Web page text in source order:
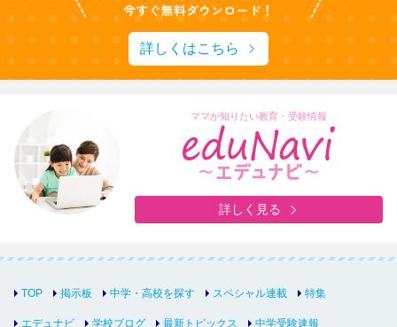
詳しくはこちら
ママが知りたい教育・受験情報
詳しく見る
TOP 掲示板 中学・高校を探す スペシャル連載 特集
エデュナビ 学校ブログ 最新トピックス 中学受験速報